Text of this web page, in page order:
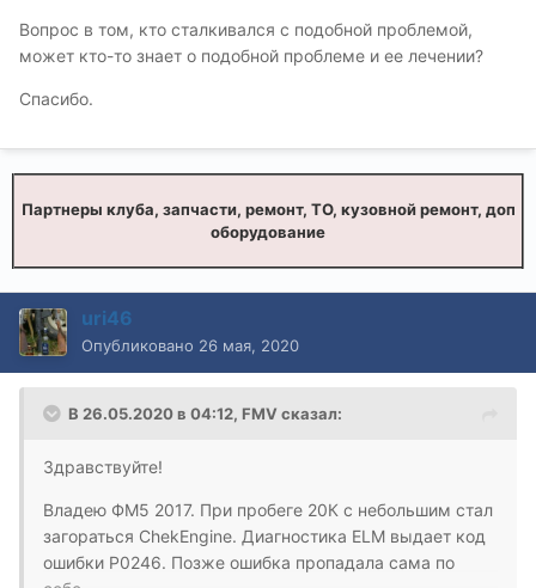
Вопрос в том, кто сталкивался с подобной проблемой,
может кто-то знает о подобной проблеме и ее лечении?
Спасибо.
Партнеры клуба, запчасти, ремонт, ТО, кузовной ремонт, доп
оборудование
uri46
Опубликовано 26 мая, 2020
В 26.05.2020 в 04:12, FMV сказал:
Здравствуйте!
Владею ФМ5 2017. При пробеге 20К с небольшим стал
загораться ChekEngine. Диагностика ELM выдает код
ошибки Р0246. Позже ошибка пропадала сама по